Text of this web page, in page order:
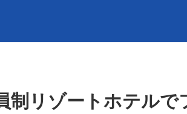
リゾートホテル